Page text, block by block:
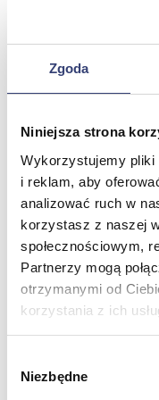
Zgoda
Niniejsza strona
Wykorzystujemy pliki
i reklam, aby
analizować ruch w
korzystasz z naszej
społecznościowym,
Partnerzy mogą
otrzymanymi od
korzystania z ich
zgody
Niezbędne
Dofinansowania
Zobacz wszystko
Wynajem
Zobacz wszystko
Aquatizer Testowy
Robot rehabilitacyjny
Dofinansowania